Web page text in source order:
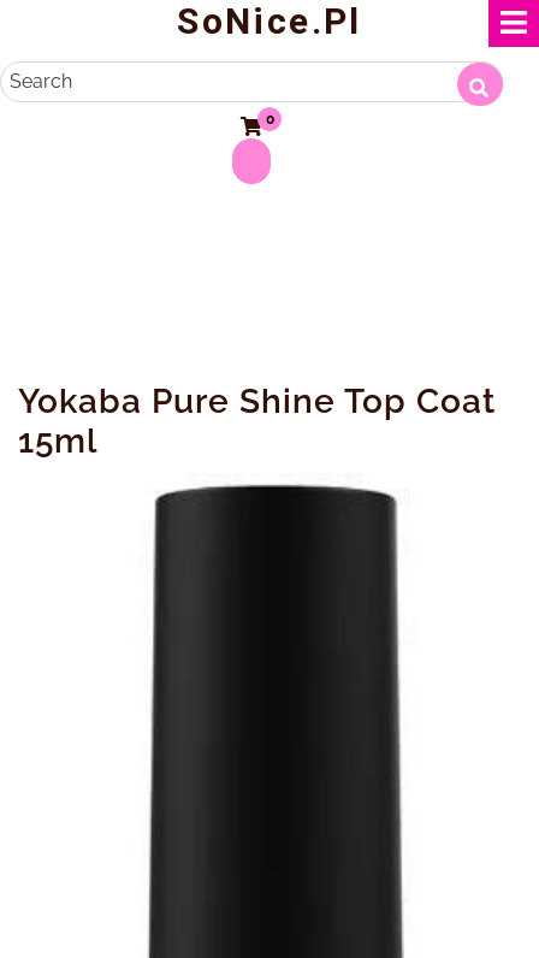
content
SoNice.pl
Search
0
Yokaba Pure Shine Top Coat
15ml